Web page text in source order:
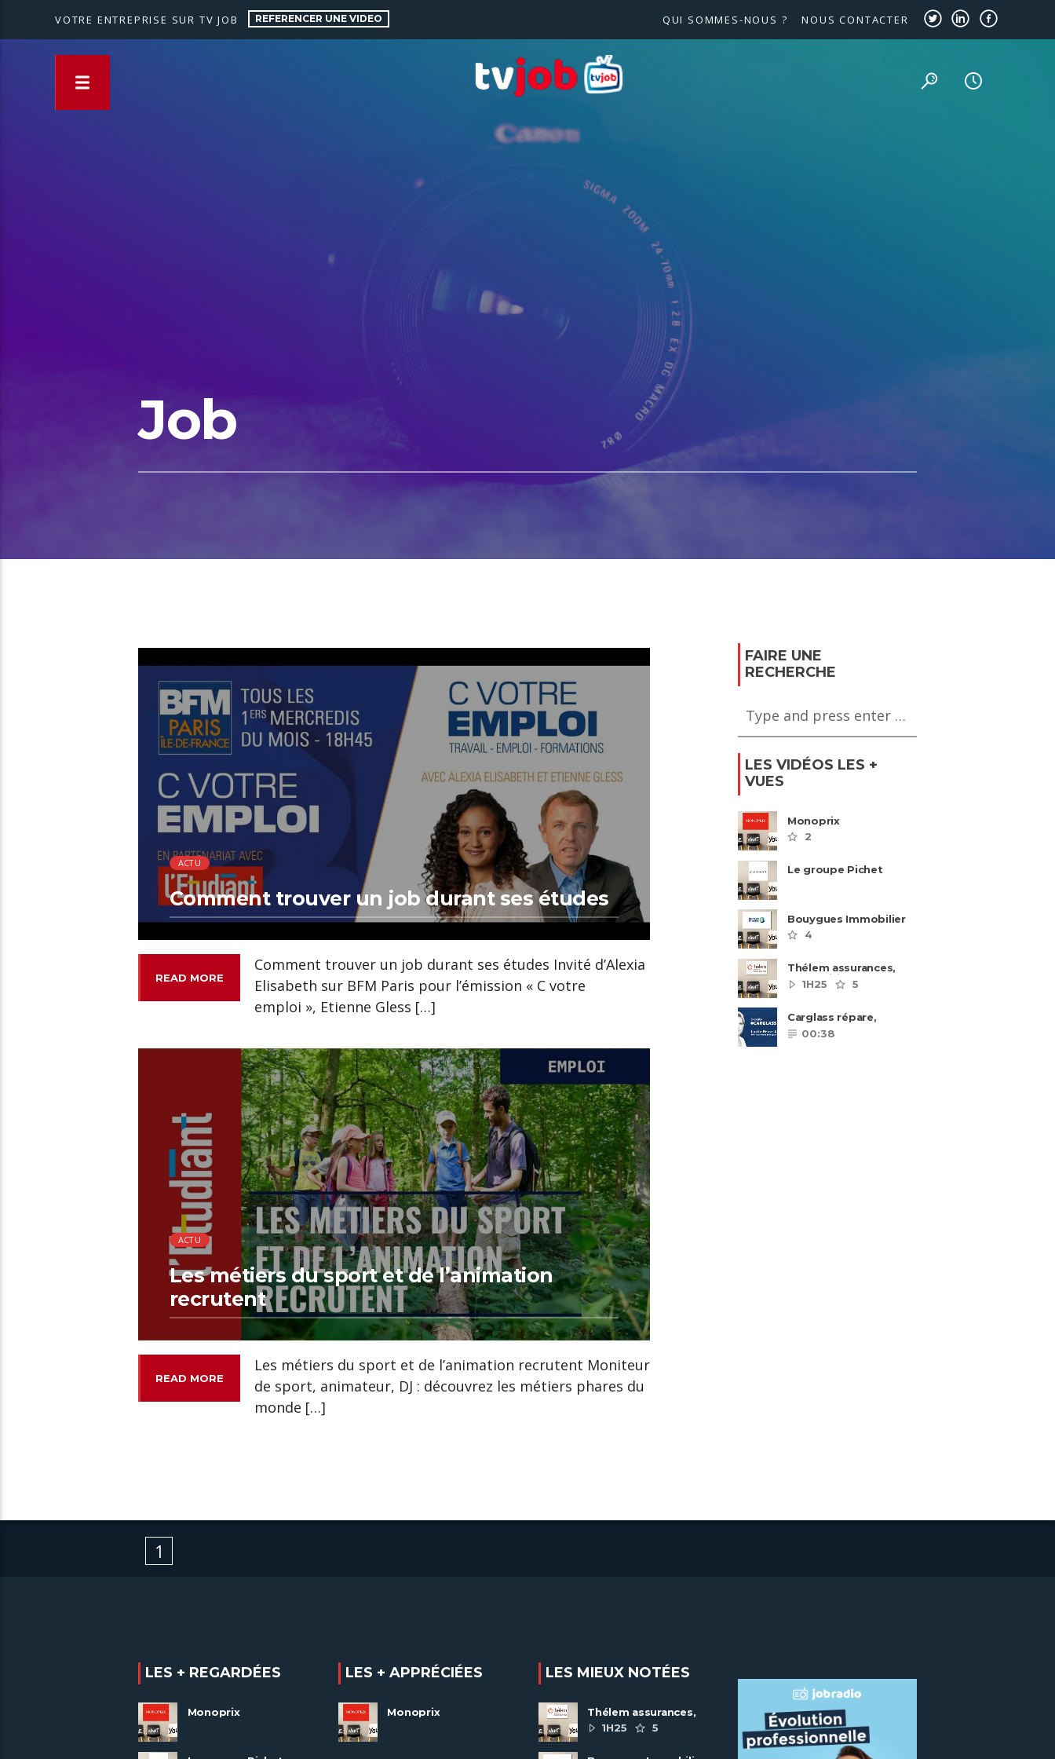
VOTRE ENTREPRISE SUR TV JOB REFERENCER UNE VIDEO NOUS CONTACTER
QUI SOMMES-NOUS ?
Job
00:10 READ TIME
ACTU
Comment trouver un job durant ses études
READ MORE
Comment trouver un job durant ses études Invité d’Alexia
Elisabeth sur BFM Paris pour l’émission « C votre
emploi », Etienne Gless […]
00:46 READ TIME
ACTU
Les métiers du sport et de l’animation
recrutent
READ MORE
Les métiers du sport et de l’animation recrutent Moniteur
de sport, animateur, DJ : découvrez les métiers phares du
monde […]
FAIRE UNE
RECHERCHE
LES VIDÉOS LES +
VUES
Monoprix
2
Le groupe Pichet
Bouygues Immobilier
recrute autour de 8
pôles métiers
4
Thélem assurances,
une politique RH
ambitieuse
1H25 5
Carglass répare,
Carglass remplace et
Carglass embauche
00:38
1
LES + REGARDÉES
Monoprix
LES + APPRÉCIÉES
Monoprix
LES MIEUX NOTÉES
Thélem assurances,
une politique RH
ambitieuse
1H25 5